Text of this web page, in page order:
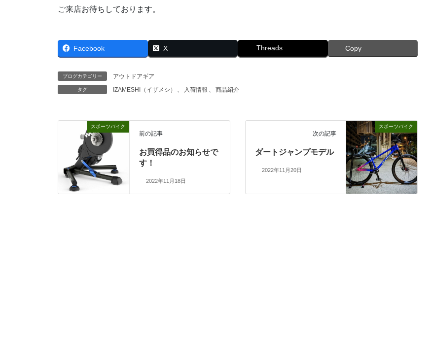
ご来店お待ちしております。
Facebook X Threads Copy
ブログカテゴリー アウトドアギア
タグ IZAMESHI（イザメシ） 、 入荷情報 、 商品紹介
スポーツバイク
前の記事
お買得品のお知らせで
す！
2022年11月18日
スポーツバイク
次の記事
ダートジャンプモデル
2022年11月20日